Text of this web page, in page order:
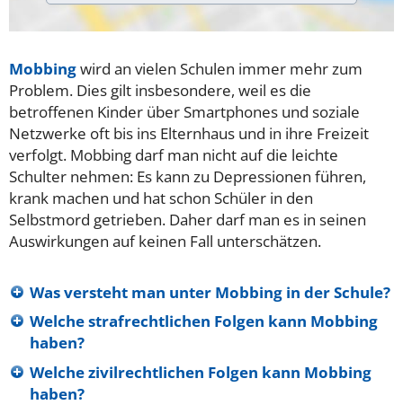
Mobbingwird an vielen Schulen immer mehr zum
Problem. Dies gilt insbesondere, weil es die
betroffenen Kinder über Smartphones und soziale
Netzwerke oft bis ins Elternhaus und in ihre Freizeit
verfolgt. Mobbing darf man nicht auf die leichte
Schulter nehmen: Es kann zu Depressionen führen,
krank machen und hat schon Schüler in den
Selbstmord getrieben. Daher darf man es in seinen
Auswirkungen auf keinen Fall unterschätzen.
Was versteht man unter Mobbing in der Schule?
Welche strafrechtlichen Folgen kann Mobbing
haben?
Welche zivilrechtlichen Folgen kann Mobbing
haben?